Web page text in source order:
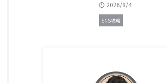
2026/8/4
SNS攻略